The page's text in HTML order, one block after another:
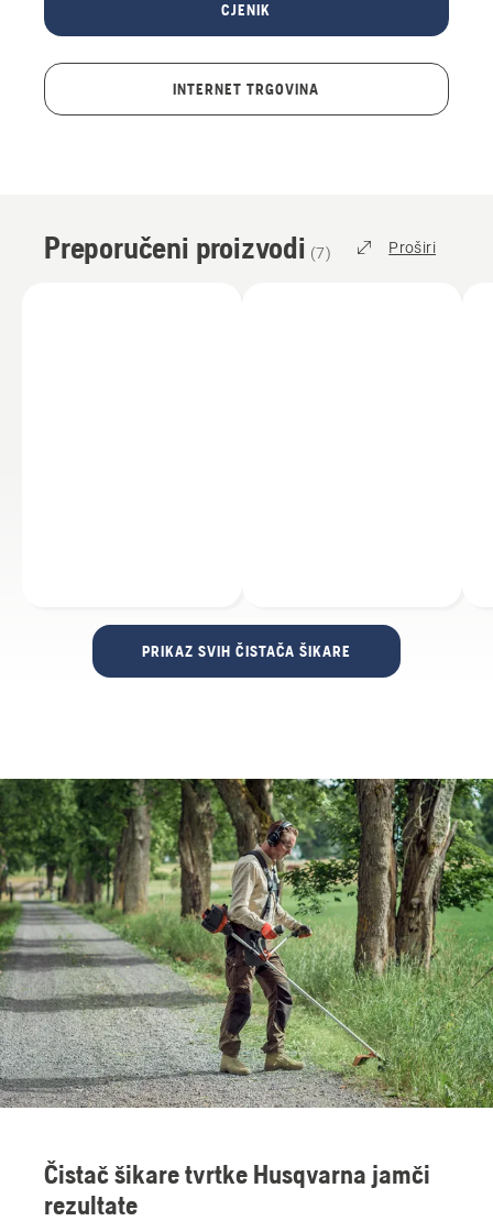
Dijelovi i dodatna oprema
Pronađite Husqvarna trgovinu
CJENIK
INTERNET TRGOVINA
Preporučeni proizvodi (7) Proširi
PRIKAZ SVIH ČISTAČA ŠIKARE
Čistač šikare tvrtke Husqvarna jamči
rezultate